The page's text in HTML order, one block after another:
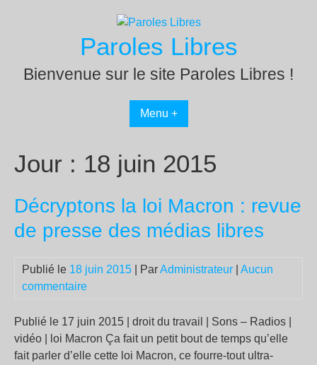
Paroles Libres
Bienvenue sur le site Paroles Libres !
Menu +
Jour : 18 juin 2015
Décryptons la loi Macron : revue
de presse des médias libres
Publié le 18 juin 2015 | ParAdministrateur
Aucun
commentaire
Publié le 17 juin 2015 | droit du travail | Sons – Radios |
vidéo | loi Macron Ça fait un petit bout de temps qu’elle
fait parler d’elle cette loi Macron, ce fourre-tout ultra-